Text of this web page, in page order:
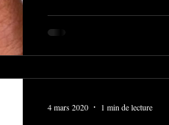
4 mars 2020 1 min de lecture